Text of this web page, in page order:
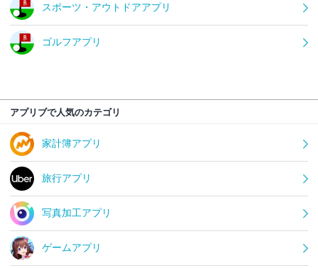
スポーツ・アウトドアアプリ
ゴルフアプリ
アプリブで人気のカテゴリ
家計簿アプリ
旅行アプリ
写真加工アプリ
ゲームアプリ